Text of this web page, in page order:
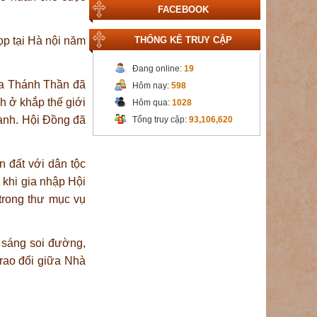
tại Hà nội năm
Thánh Thần đã
ở khắp thế giới
Hội Đồng đã
đất với dân tộc
gia nhập Hội
thư mục vụ
soi đường,
đổi giữa Nhà
FACEBOOK
THỐNG KÊ TRUY CẬP
Đang online:19
Hôm nay:598
Hôm qua:1028
Tổng truy cập:93,106,620